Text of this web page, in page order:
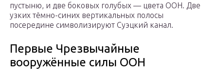
пустыню, и две боковых голубых — цвета ООН. Две
узких тёмно-синих вертикальных полосы
посередине символизируют Суэцкий канал.
Первые Чрезвычайные
вооружённые силы ООН